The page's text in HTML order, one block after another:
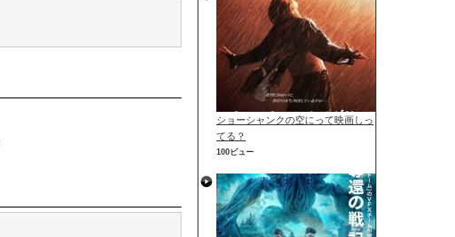
ショーシャンクの空にって映画しっ
てる？
100ビュー